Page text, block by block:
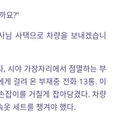
요?”
사택으로 차량을 보내겠습니
시야 가장자리에서 점멸하는 부
게 걸려 온 부재중 전화 13통. 이
잡이를 거칠게 잡아당겼다. 차량
옷 세트를 챙겨야 했다.